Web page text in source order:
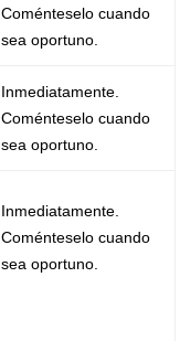
Coménteselo cuando
sea oportuno.
Inmediatamente.
Coménteselo cuando
sea oportuno.
Inmediatamente.
Coménteselo cuando
sea oportuno.